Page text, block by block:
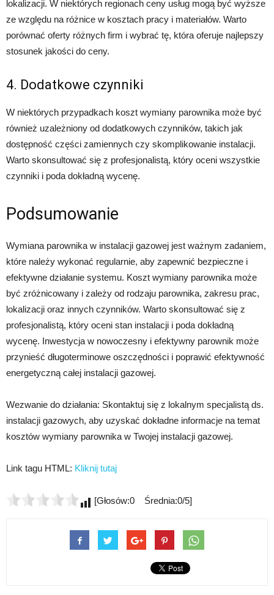
lokalizacji. W niektórych regionach ceny usług mogą być wyższe
ze względu na różnice w kosztach pracy i materiałów. Warto
porównać oferty różnych firm i wybrać tę, która oferuje najlepszy
stosunek jakości do ceny.
4. Dodatkowe czynniki
W niektórych przypadkach koszt wymiany parownika może być
również uzależniony od dodatkowych czynników, takich jak
dostępność części zamiennych czy skomplikowanie instalacji.
Warto skonsultować się z profesjonalistą, który oceni wszystkie
czynniki i poda dokładną wycenę.
Podsumowanie
Wymiana parownika w instalacji gazowej jest ważnym zadaniem,
które należy wykonać regularnie, aby zapewnić bezpieczne i
efektywne działanie systemu. Koszt wymiany parownika może
być zróżnicowany i zależy od rodzaju parownika, zakresu prac,
lokalizacji oraz innych czynników. Warto skonsultować się z
profesjonalistą, który oceni stan instalacji i poda dokładną
wycenę. Inwestycja w nowoczesny i efektywny parownik może
przynieść długoterminowe oszczędności i poprawić efektywność
energetyczną całej instalacji gazowej.
Wezwanie do działania: Skontaktuj się z lokalnym specjalistą ds.
instalacji gazowych, aby uzyskać dokładne informacje na temat
kosztów wymiany parownika w Twojej instalacji gazowej.
Link tagu HTML: Kliknij tutaj
[Głosów:0 Średnia:0/5]